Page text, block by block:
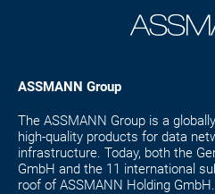
ASSMANN Group
The ASSMANN Group is a
high-quality products for data
infrastructure. Today, both the
GmbH and the 11 international
roof of ASSMANN Holding GmbH.